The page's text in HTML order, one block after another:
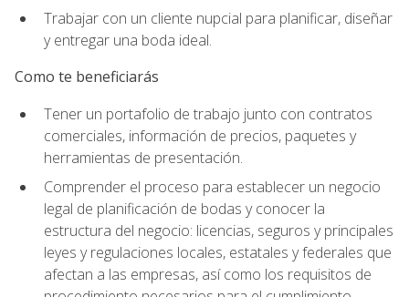
Trabajar con un cliente nupcial para planificar, diseñar
y entregar una boda ideal.
Como te beneficiarás
Tener un portafolio de trabajo junto con contratos
comerciales, información de precios, paquetes y
herramientas de presentación.
Comprender el proceso para establecer un negocio
legal de planificación de bodas y conocer la
estructura del negocio: licencias, seguros y principales
leyes y regulaciones locales, estatales y federales que
afectan a las empresas, así como los requisitos de